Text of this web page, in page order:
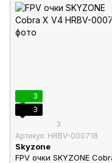
3
3
3
Артикул: HRBV-000718
Skyzone
FPV очки SKYZONE